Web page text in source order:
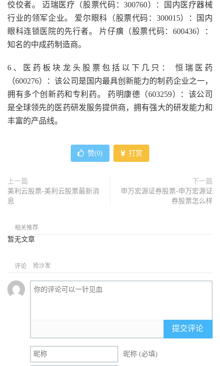
佼佼者。 迈瑞医疗（股票代码：300760）：国内医疗器械
行业的领军企业。 爱尔眼科（股票代码：300015）：国内
眼科连锁医院的先行者。 片仔癀（股票代码：600436）：
知名的中成药制造商。
6、医药板块龙头股票包括以下几只： 恒瑞医药
（600276）：该公司是国内最具创新能力的制药企业之一，
拥有多个创新药和专利药。 药明康德（603259）：该公司
是全球领先的医药研发服务提供商，拥有强大的研发能力和
丰富的产品线。
赞(0) 打赏
上一篇
美利云股票-美利云股票最新消
息
下一篇
申万宏源证券股票-申万宏源证
券股票怎么样
相关推荐
暂无文章
评论 抢沙发
提交评论
昵称 (必填)